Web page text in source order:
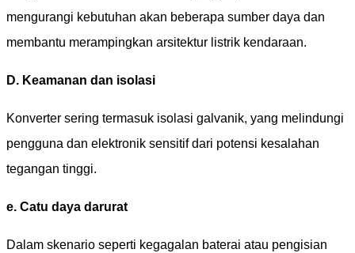
mengurangi kebutuhan akan beberapa sumber daya dan
membantu merampingkan arsitektur listrik kendaraan.
D. Keamanan dan isolasi
Konverter sering termasuk isolasi galvanik, yang melindungi
pengguna dan elektronik sensitif dari potensi kesalahan
tegangan tinggi.
e. Catu daya darurat
Dalam skenario seperti kegagalan baterai atau pengisian